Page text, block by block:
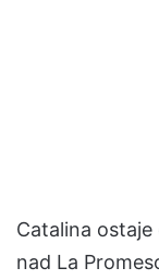
Catalina
nad La